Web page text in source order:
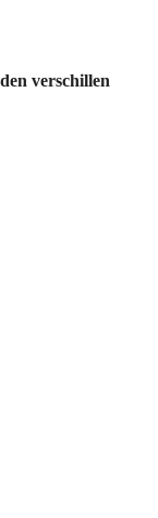
verschillen